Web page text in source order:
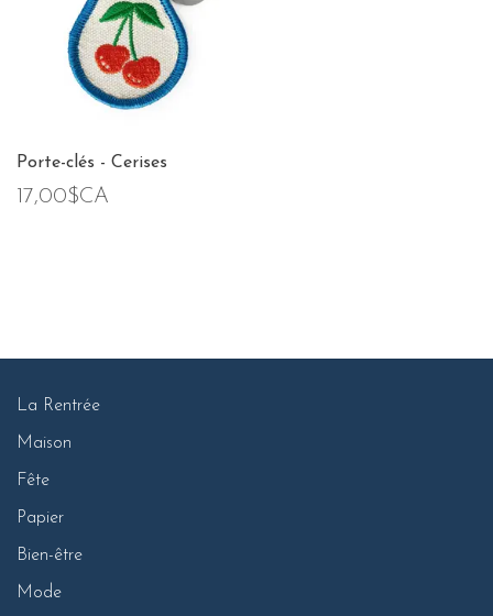
Porte-clés - Cerises
17,00$CA
La Rentrée
Maison
Fête
Papier
Bien-être
Mode